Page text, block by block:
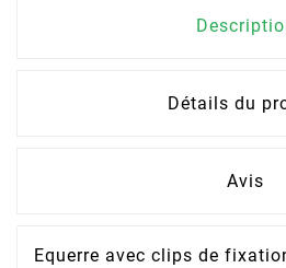
Détails du
Avis
Equerre avec clips de